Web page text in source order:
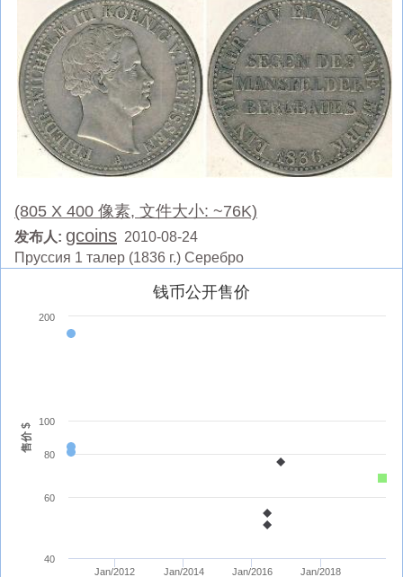
(805 X 400 像素, 文件大小: ~76K)
发布人: gcoins 2010-08-24
Пруссия 1 талер (1836 г.) Серебро